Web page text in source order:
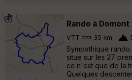
Rando à Domont
VTT 35 km
Sympathique
situe sur les 27
ce n'est que de la
Quelques